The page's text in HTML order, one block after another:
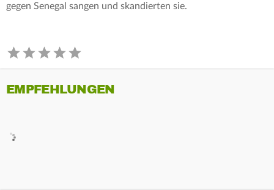
gegen Senegal sangen und skandierten sie.
EMPFEHLUNGEN